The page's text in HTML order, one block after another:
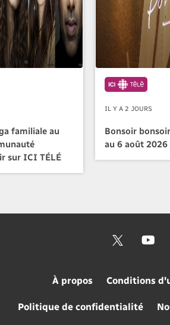
familiale au
sur ICI TÉLÉ
IL Y A 2 JOURS
Bonsoir
au 6 août 2026
À propos Conditions
Politique de confidentialité